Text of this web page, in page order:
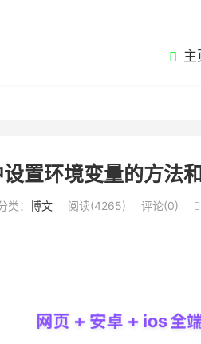
主
置环境变量的方法
类： 博文 阅读(4265) 评论(0) 